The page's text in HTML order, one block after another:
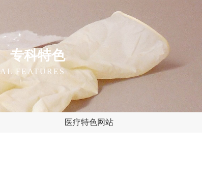
专科特色
FEATURES
医疗特色网站